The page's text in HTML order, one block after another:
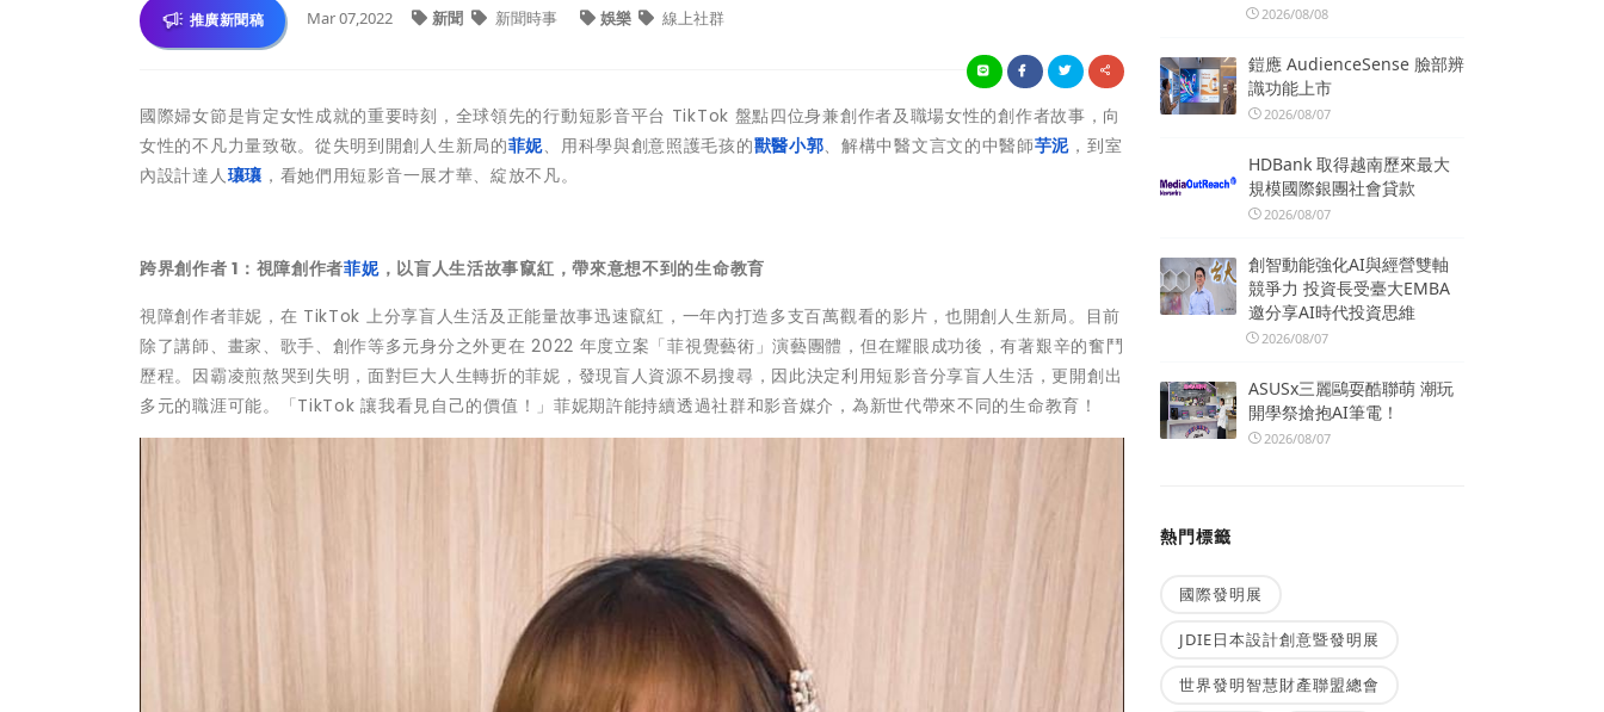
推廣新聞稿 Mar 07,2022 新聞 新聞時事 娛樂 線上社群
國際婦女節是肯定女性成就的重要時刻，全球領先的行動短影音平台 TikTok 盤點四位身兼創作者及職場女性的創作者故事，向
女性的不凡力量致敬。從失明到開創人生新局的菲妮、用科學與創意照護毛孩的獸醫小郭、解構中醫文言文的中醫師芋泥 ，到室
內設計達人瓖瓖 ，看她們用短影音一展才華、綻放不凡。
跨界創作者 1：視障創作者菲妮，以盲人生活故事竄紅，帶來意想不到的生命教育
視障創作者菲妮，在 TikTok 上分享盲人生活及正能量故事迅速竄紅，一年內打造多支百萬觀看的影片，也開創人生新局。目前
除了講師、畫家、歌手、創作等多元身分之外更在 2022 年度立案「菲視覺藝術」演藝團體，但在耀眼成功後，有著艱辛的奮鬥
歷程。因霸凌煎熬哭到失明，面對巨大人生轉折的菲妮，發現盲人資源不易搜尋，因此決定利用短影音分享盲人生活，更開創出
多元的職涯可能。「TikTok 讓我看見自己的價值！」菲妮期許能持續透過社群和影音媒介，為新世代帶來不同的生命教育！
2026/08/08
鎧應 AudienceSense 臉部辨
識功能上市
2026/08/07
HDBank 取得越南歷來最大
規模國際銀團社會貸款
2026/08/07
創智動能強化AI與經營雙軸
競爭力 投資長受臺大EMBA
邀分享AI時代投資思維
2026/08/07
ASUSx三麗鷗耍酷聯萌 潮玩
開學祭搶抱AI筆電！
2026/08/07
熱門標籤
國際發明展
JDIE日本設計創意暨發明展
世界發明智慧財產聯盟總會